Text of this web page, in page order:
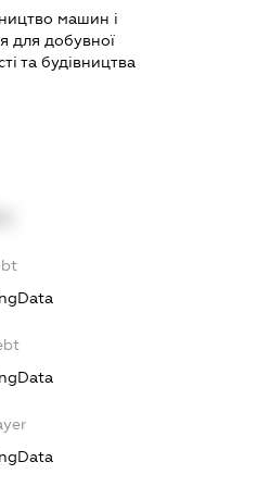
машин і
для добувної
та будівництва